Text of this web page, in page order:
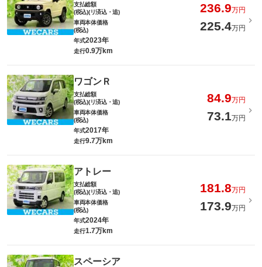
支払総額
(税込)(リ済込・追)
236.9万円
車両本体価格
(税込)
225.4万円
年式2023年
走行0.9万km
ワゴンＲ
支払総額
(税込)(リ済込・追)
84.9万円
車両本体価格
(税込)
73.1万円
年式2017年
走行9.7万km
アトレー
支払総額
(税込)(リ済込・追)
181.8万円
車両本体価格
(税込)
173.9万円
年式2024年
走行1.7万km
スペーシア